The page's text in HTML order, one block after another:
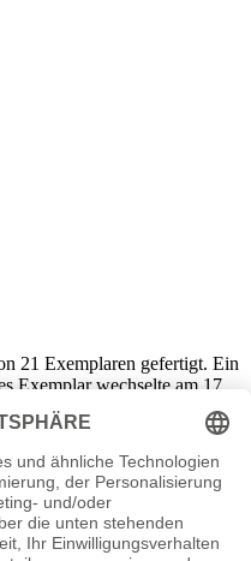
21 Exemplaren gefertigt. Ein
Exemplar wechselte am 17.
Euro den Besitzer. Dieser
von beeindruckenden
erfolgreichsten Rennwagen
von unglaublichen
GT 250 California
der Welt. Der relativ